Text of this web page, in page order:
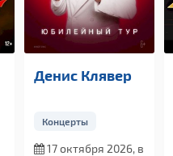
Денис Клявер
Концерты
17 октября 2026, в